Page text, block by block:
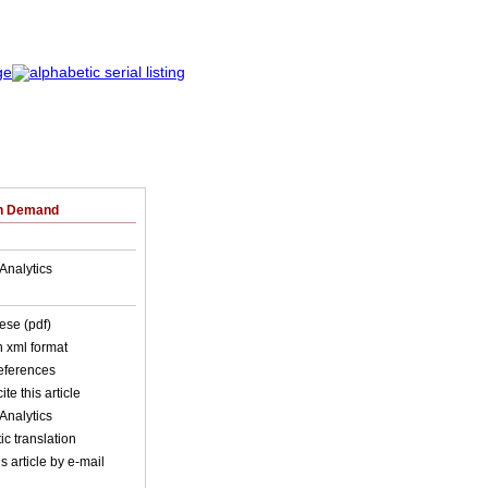
Demand
(pdf)
xml format
this article
translation
article by e-mail